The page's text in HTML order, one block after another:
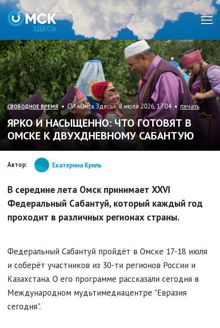
СВОБОДНОЕ ВРЕМЯ• СИ «Омск Здесь» 8 июля 2026, 17:04 •печать
ЯРКО И НАСЫЩЕННО: ЧТО ГОТОВЯТ В
ОМСКЕ К ДВУХДНЕВНОМУ САБАНТУЮ
Автор: Екатерина Криль
В середине лета Омск принимает XXVI
Федеральный Сабантуй, который каждый год
проходит в различных регионах страны.
Федеральный Сабантуй пройдёт в Омске 17-18 июля
и соберёт участников из 30-ти регионов России и
Казахстана. О его программе рассказали сегодня в
Международном мудьтимедиацентре "Евразия
сегодня".